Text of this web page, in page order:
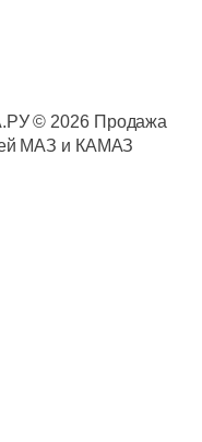
© 2026Продажа
МАЗ и КАМАЗ